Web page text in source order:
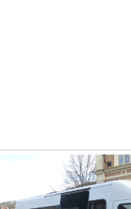
[SEZNAM OBRÁZKŮ]